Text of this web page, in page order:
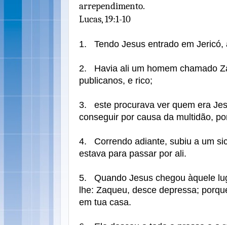
arrependimento.
Lucas, 19:1-10
1. Tendo Jesus entrado em
2.
Havia ali um homem chamado
publicanos, e rico;
3.
este procurava ver quem era
conseguir por causa da multidão,
4.
Correndo adiante, subiu a um
estava para passar por ali.
5.
Quando Jesus chegou àquele
lhe: Zaqueu, desce depressa;
em tua casa.